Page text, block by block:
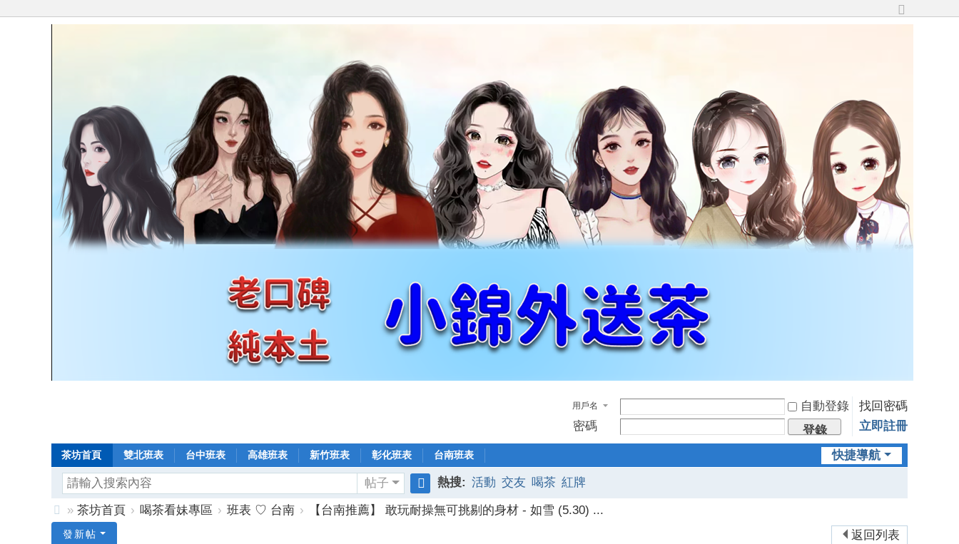
切
用戶名 自動登錄
找回密碼
密碼
登錄 立即註冊
快捷導航
茶坊首頁 雙北班表 台中班表 高雄班表 新竹班表 彰化班表 台南班表
帖子
搜
熱搜: 活動 交友 喝茶 紅牌
» 茶坊首頁 › 喝茶看妹專區 › 班表 ♡ 台南 ›
【台南推薦】 敢玩耐操無可挑剔的身材 - 如雪 (5.30) ...
返回列表
發新帖